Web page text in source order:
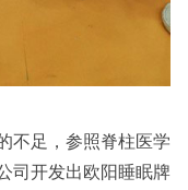
不足，参照脊柱医学
司开发出欧阳睡眠牌